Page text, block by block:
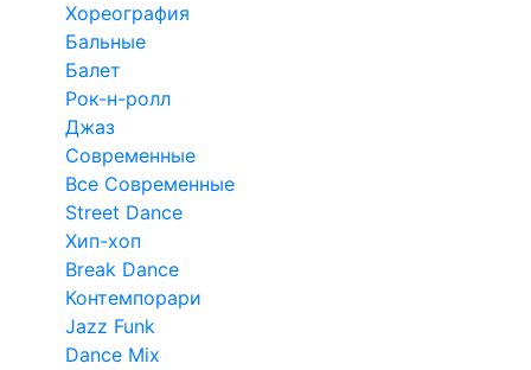
Хореография
Бальные
Балет
Рок-н-ролл
Джаз
Современные
Все Современные
Street Dance
Хип-хоп
Break Dance
Контемпорари
Jazz Funk
Dance Mix